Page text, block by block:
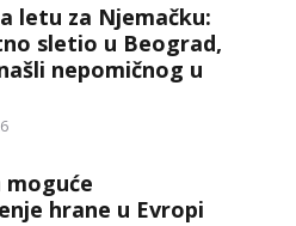
letu za Njemačku:
sletio u Beograd,
nepomičnog u
moguće
hrane u Evropi